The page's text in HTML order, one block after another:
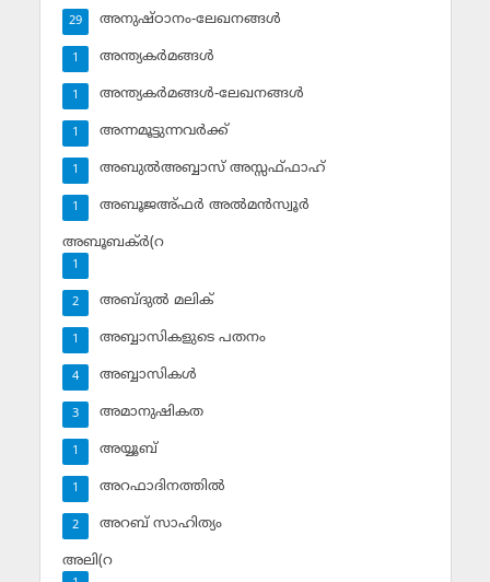
അനുഷ്ഠാനം-ലേഖനങ്ങള്‍
29
അന്ത്യകര്‍മങ്ങള്‍
1
അന്ത്യകര്‍മങ്ങള്‍-ലേഖനങ്ങള്‍
1
അന്നമൂട്ടുന്നവര്‍ക്ക്
1
അബുല്‍അബ്ബാസ് അസ്സഫ്ഫാഹ്‌
1
അബൂജഅ്ഫര്‍ അല്‍മന്‍സ്വൂര്‍
1
അബൂബക്ര്‍(റ
1
അബ്ദുല്‍ മലിക്‌
2
അബ്ബാസികളുടെ പതനം
1
അബ്ബാസികള്‍
4
അമാനുഷികത
3
അയ്യൂബ്‌
1
അറഫാദിനത്തില്‍
1
അറബ് സാഹിത്യം
2
അലി(റ